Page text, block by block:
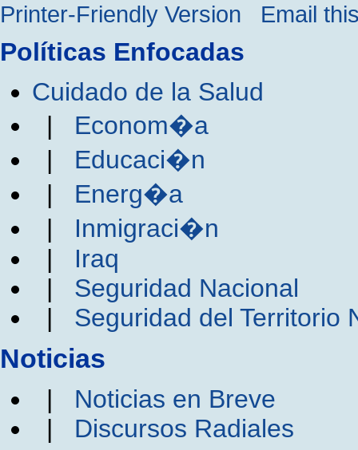
Printer-Friendly Version Email
Políticas Enfocadas
Cuidado de la Salud
| Econom�a
| Educaci�n
| Energ�a
| Inmigraci�n
| Iraq
| Seguridad Nacional
| Seguridad del Territorio
Noticias
| Noticias en Breve
| Discursos Radiales